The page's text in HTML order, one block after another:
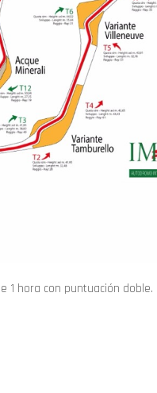
1 hora con puntuación doble.